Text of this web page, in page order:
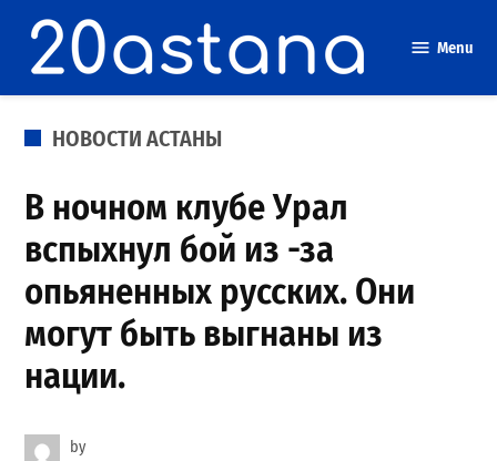
content
Menu
POSTED
НОВОСТИ АСТАНЫ
В ночном клубе Урал
вспыхнул бой из -за
опьяненных русских. Они
могут быть выгнаны из
нации.
by